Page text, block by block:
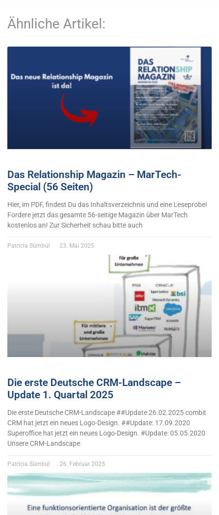
Ähnliche Artikel:
Das Relationship Magazin – MarTech-
Special (56 Seiten)
Hier, im PDF, findest Du das Inhaltsverzeichnis und eine Leseprobe!
Fordere jetzt das gesamte 56-seitige Magazin über MarTech
kostenlos an! Zur Sicherheit schau bitte auch
Patricia Sümbül 23. Mai 2025
Die erste Deutsche CRM-Landscape –
Update 1. Quartal 2025
Die erste Deutsche CRM-Landscape ##Update 26.02.2025 combit
CRM hat jetzt ein neues Logo-Design. ##Update: 17.09.2020
Superoffice hat jetzt ein neues Logo-Design. #Update: 05.05.2020
Unsere CRM-Landscape
Patricia Sümbül 26. Februar 2025